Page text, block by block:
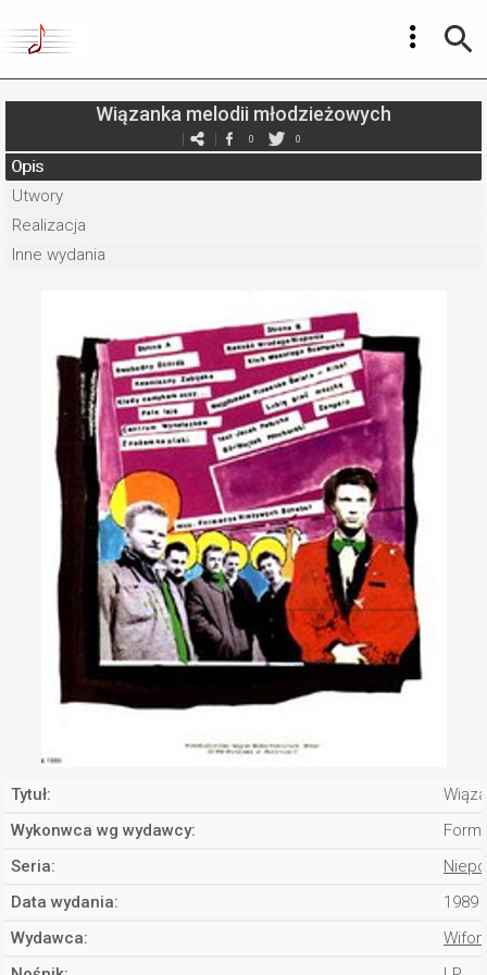
Wiązanka melodii młodzieżowych
0 0
Opis
Utwory
Realizacja
Inne wydania
Tytuł:
Wykonwca wg wydawcy:
Seria:
Data wydania:
1989
Wydawca:
Wifon